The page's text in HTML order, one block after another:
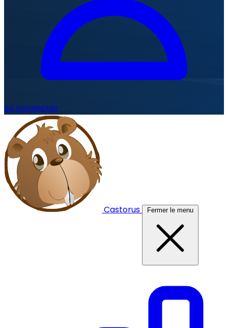
Se connecter
Castorus Fermer le menu